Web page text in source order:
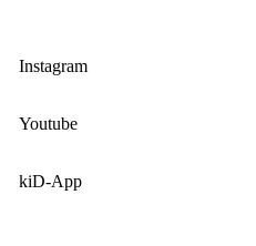
Instagram
Youtube
kiD-App